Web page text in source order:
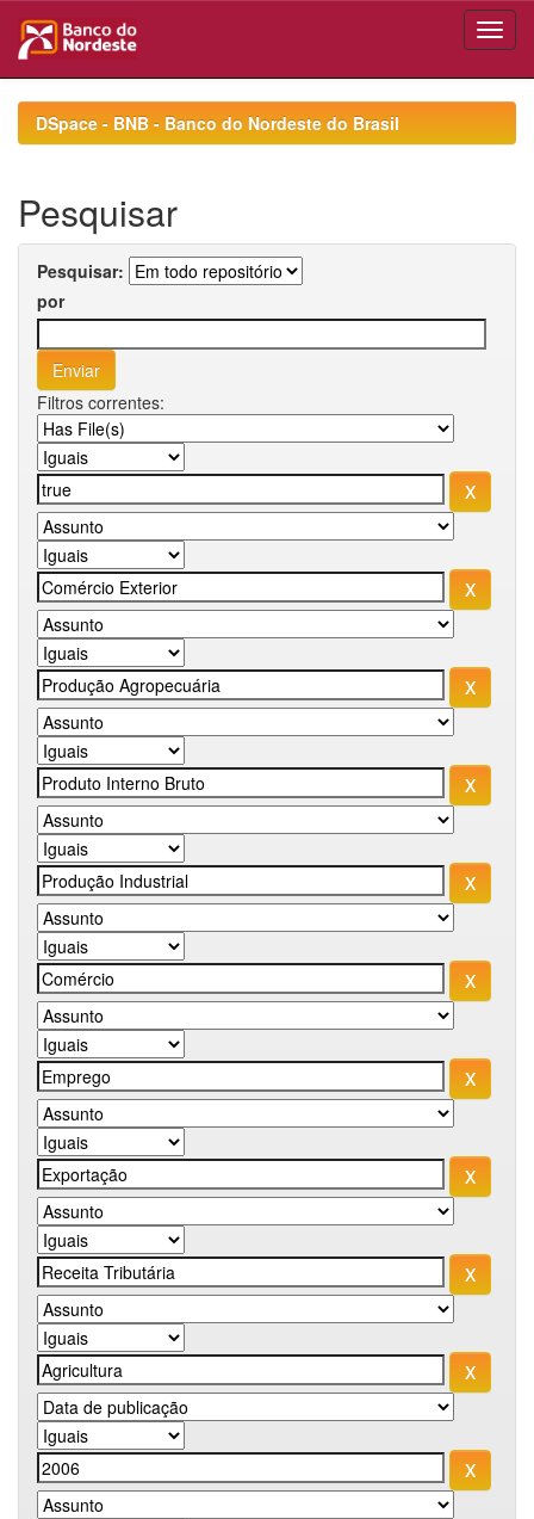
navigationDSpace - BNB - Banco do Nordeste do Brasil
Pesquisar
Pesquisar:
por
Filtros correntes: